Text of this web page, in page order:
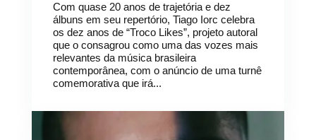
Com quase 20 anos de trajetória e dez
álbuns em seu repertório, Tiago Iorc celebra
os dez anos de “Troco Likes”, projeto autoral
que o consagrou como uma das vozes mais
relevantes da música brasileira
contemporânea, com o anúncio de uma turnê
comemorativa que irá...